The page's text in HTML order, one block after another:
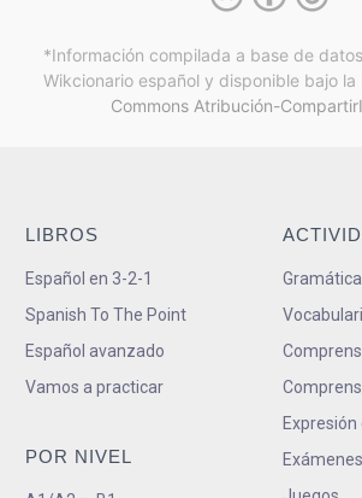
*Información compilada a base de
Wikcionario español y disponible bajo la
Commons Atribución-
LIBROS
Español en 3-2-1
Spanish To The Point
Español avanzado
Vamos a practicar
POR NIVEL
Gramática
Exámenes